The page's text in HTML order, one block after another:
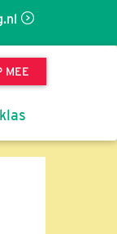
MEE